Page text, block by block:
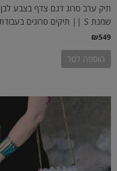
תיק ערב סרוג דגם צדף בצבע לבן
שמנת S || תיקים סרוגים בעבודת יד
₪549
הוספה לסל